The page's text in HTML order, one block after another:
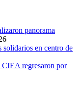
panorama
solidarios en centro de
CIEA regresaron por